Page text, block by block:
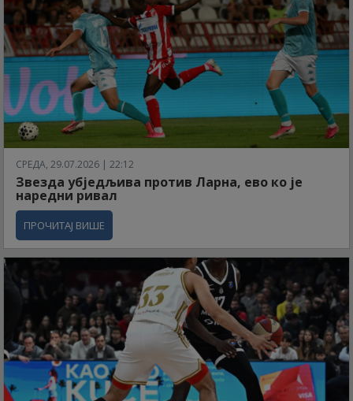
СРЕДА, 29.07.2026 | 22:12
Звезда убједљива против Ларна, ево ко је
наредни ривал
ПРОЧИТАЈ ВИШЕ